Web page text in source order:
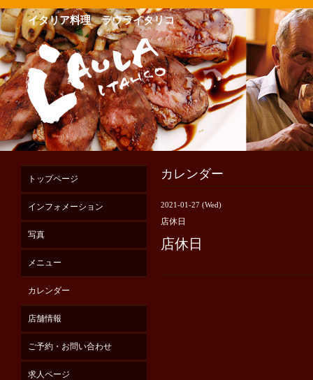
イタリア料理 ラウライタリコ
カレンダー
2021-01-27 (Wed)
店休日
店休日
トップページ
インフォメーション
写真
メニュー
カレンダー
店舗情報
ご予約・お問い合わせ
求人ページ